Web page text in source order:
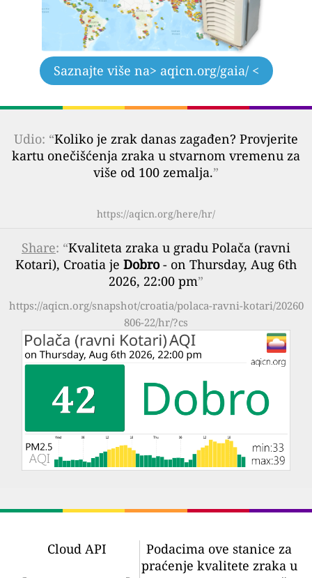
Saznajte više na> aqicn.org/gaia/ <
Udio: “Koliko je zrak danas zagađen? Provjerite
kartu onečišćenja zraka u stvarnom vremenu za
više od 100 zemalja.”
https://aqicn.org/here/hr/
Share: “Kvaliteta zraka u gradu Polača (ravni
Kotari), Croatia je Dobro- on Thursday, Aug 6th
2026, 22:00 pm”
https://aqicn.org/snapshot/croatia/polaca-ravni-kotari/20260
806-22/hr/?cs
Cloud API
Podacima ove stanice za
praćenje kvalitete zraka u